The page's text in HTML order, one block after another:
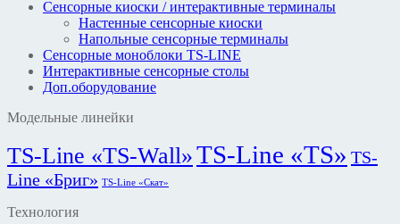
Сенсорные киоски / интерактивные терминалы
Настенные сенсорные киоски
Напольные сенсорные терминалы
Сенсорные моноблоки TS-LINE
Интерактивные сенсорные столы
Доп.оборудование
Модельные линейки
TS-Line «TS-Wall»TS-Line «TS» TS-
Line «Бриг» TS-Line «Скат»
Технология